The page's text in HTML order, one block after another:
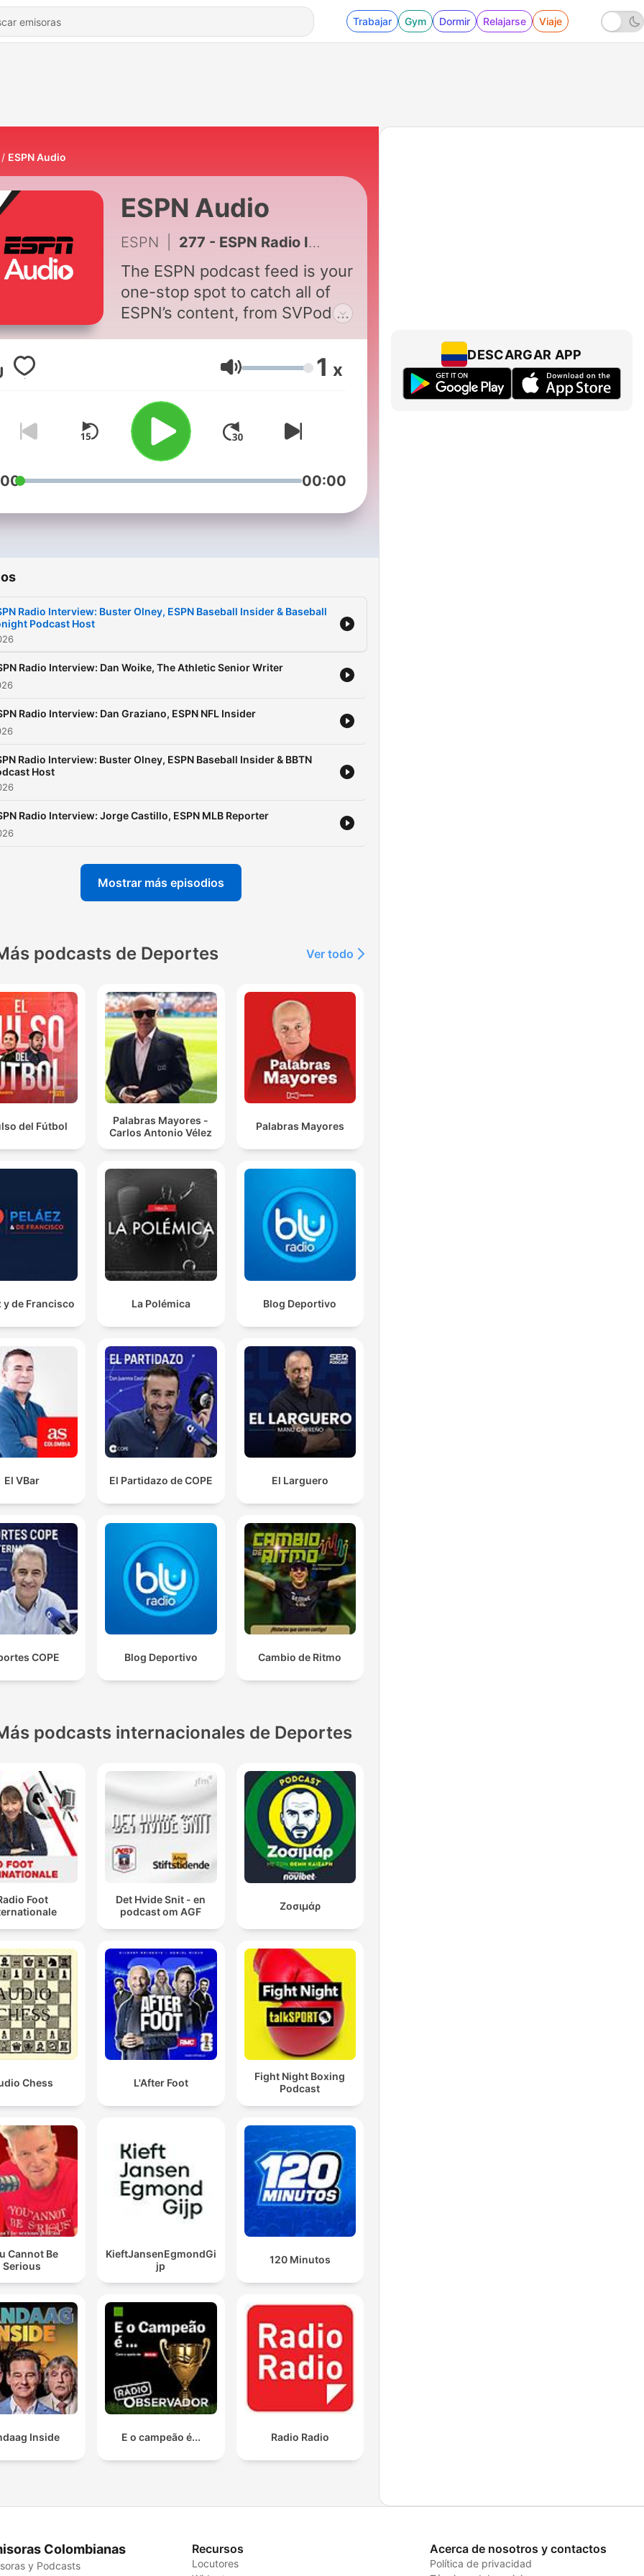
Trabajar Gym Dormir Relajarse Viaje
ESPN Audio
ESPN Audio
ESPN 277 - ESPN Radio Interview: Buster Olney, ESPN Baseball Insider & Baseball Tonight Podcast Host
The ESPN podcast feed is your
one-stop spot to catch all of
ESPN’s content, from SVPod to
favorite ESPN programs!
Follow along year round
calendar!
Volumen 1 x
00:00
Radio Interview: Buster Olney, ESPN Baseball Insider & Baseball
Podcast Host
Radio Interview: Dan Woike, The Athletic Senior Writer
Radio Interview: Dan Graziano, ESPN NFL Insider
Radio Interview: Buster Olney, ESPN Baseball Insider & BBTN
Host
Radio Interview: Jorge Castillo, ESPN MLB Reporter
Mostrar más episodios
podcasts de Deportes Ver todo
del Fútbol
Palabras Mayores -
Carlos Antonio Vélez
Palabras Mayores
y de Francisco La Polémica Blog Deportivo
El VBar El Partidazo de COPE El Larguero
COPE Blog Deportivo Cambio de Ritmo
podcasts internacionales de Deportes
Foot
Det Hvide Snit - en
podcast om AGF
Ζοσιμάρ
Chess L'After Foot
Fight Night Boxing
Podcast
Cannot Be
Serious
KieftJansenEgmondGi
jp
120 Minutos
Inside E o campeão é... Radio Radio
DESCARGAR APP
Colombianas
y Podcasts
Recursos
Locutores
Acerca de nosotros y contactos
Política de privacidad